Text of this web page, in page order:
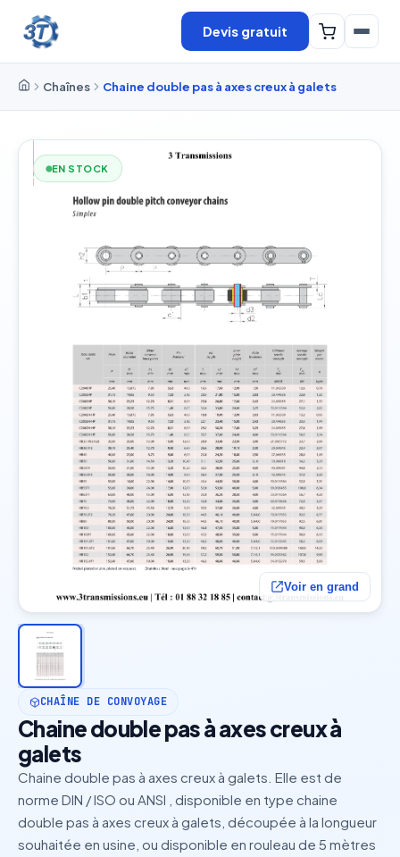
Devis gratuit
Chaînes Chaine double pas à axes creux à galets
EN STOCK
Voir en grand
CHAÎNE DE CONVOYAGE
Chaine double pas à axes creux à
galets
Chaine double pas à axes creux à galets. Elle est de
norme DIN / ISO ou ANSI , disponible en type chaine
double pas à axes creux à galets, découpée à la longueur
souhaitée en usine, ou disponible en rouleau de 5 mètres